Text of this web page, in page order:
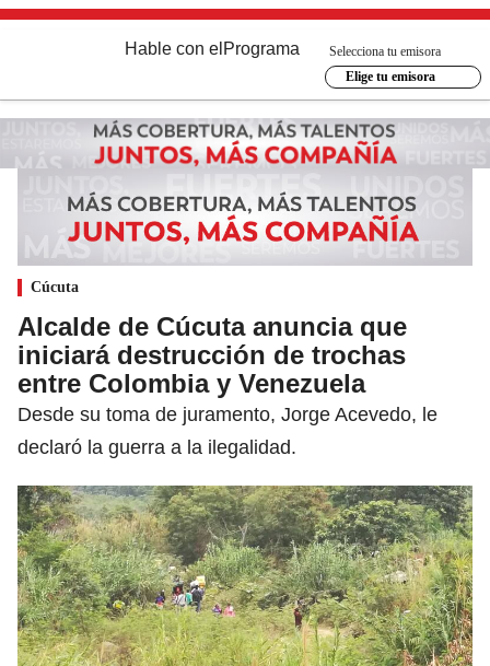
Hable con el Programa
Selecciona tu emisora
Elige tu emisora
Cúcuta
Alcalde de Cúcuta anuncia que
iniciará destrucción de trochas
entre Colombia y Venezuela
Desde su toma de juramento, Jorge Acevedo, le
declaró la guerra a la ilegalidad.